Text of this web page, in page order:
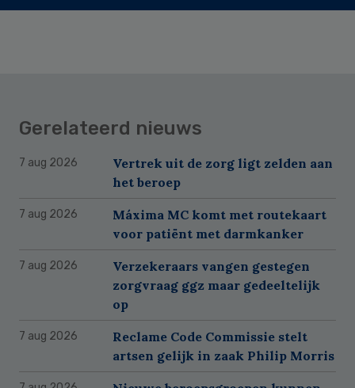
Gerelateerd nieuws
7 aug 2026
Vertrek uit de zorg ligt zelden aan
het beroep
7 aug 2026
Máxima MC komt met routekaart
voor patiënt met darmkanker
7 aug 2026
Verzekeraars vangen gestegen
zorgvraag ggz maar gedeeltelijk
op
7 aug 2026
Reclame Code Commissie stelt
artsen gelijk in zaak Philip Morris